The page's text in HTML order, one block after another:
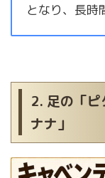
となり、長時
2. 足の「
ナナ」